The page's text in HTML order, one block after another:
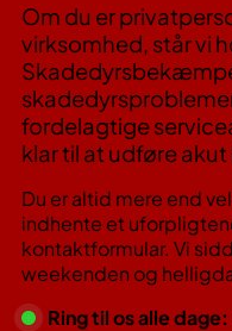
Om du er
virksomhed, står vi
fordelagtige
klar til at udføre
Du er altid mere end
indhente et
kontaktformular. Vi
weekenden og
Ring til os alle